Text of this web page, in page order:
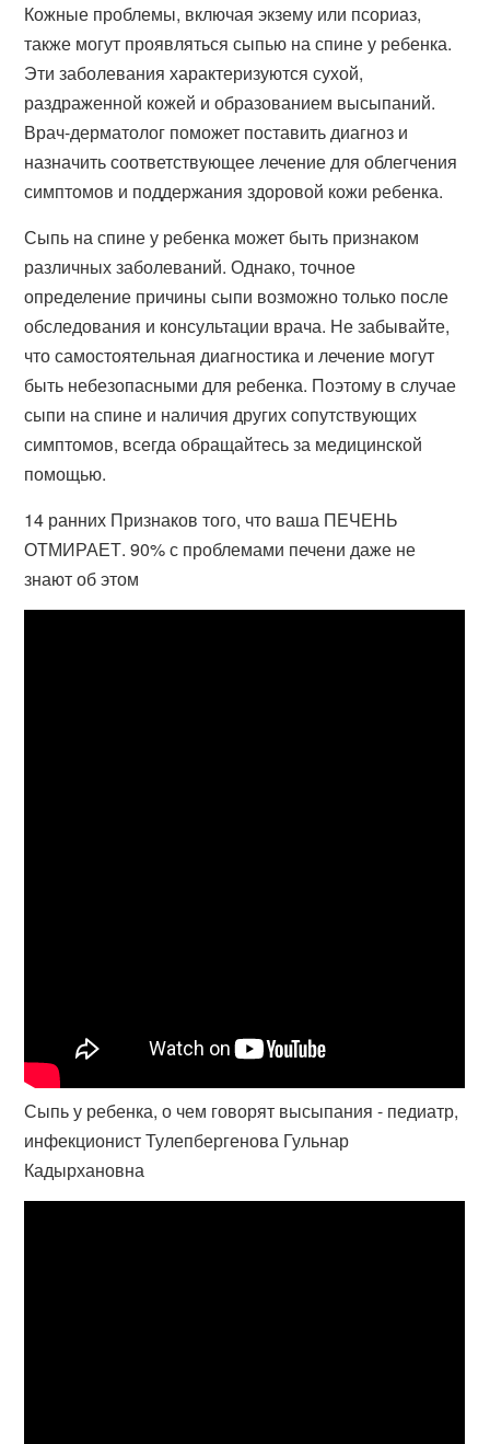
Кожные проблемы, включая экзему или псориаз,
также могут проявляться сыпью на спине у ребенка.
Эти заболевания характеризуются сухой,
раздраженной кожей и образованием высыпаний.
Врач-дерматолог поможет поставить диагноз и
назначить соответствующее лечение для облегчения
симптомов и поддержания здоровой кожи ребенка.
Сыпь на спине у ребенка может быть признаком
различных заболеваний. Однако, точное
определение причины сыпи возможно только после
обследования и консультации врача. Не забывайте,
что самостоятельная диагностика и лечение могут
быть небезопасными для ребенка. Поэтому в случае
сыпи на спине и наличия других сопутствующих
симптомов, всегда обращайтесь за медицинской
помощью.
14 ранних Признаков того, что ваша ПЕЧЕНЬ
ОТМИРАЕТ. 90% с проблемами печени даже не
знают об этом
Сыпь у ребенка, о чем говорят высыпания - педиатр,
инфекционист Тулепбергенова Гульнар
Кадырхановна